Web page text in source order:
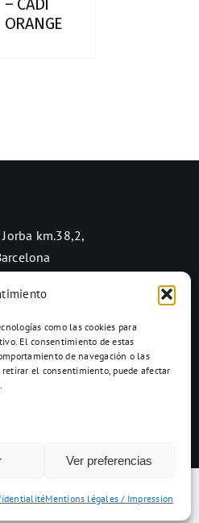
como las cookies para
El consentimiento de estas
de navegación o las
el consentimiento, puede afectar
Ver preferencias
Mentions légales / Impression
– CADÍ
ORANGE
km.38,2,